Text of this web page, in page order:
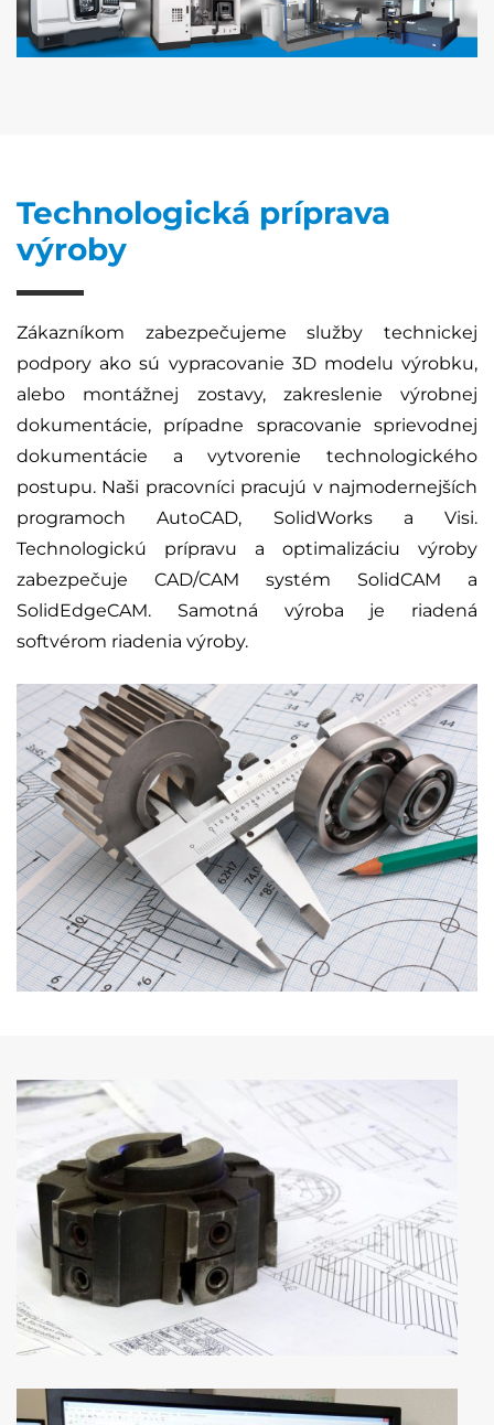
Technologická príprava
výroby
Zákazníkom zabezpečujeme služby technickej
podpory ako sú vypracovanie 3D modelu výrobku,
alebo montážnej zostavy, zakreslenie výrobnej
dokumentácie, prípadne spracovanie sprievodnej
dokumentácie a vytvorenie technologického
postupu. Naši pracovníci pracujú v najmodernejších
programoch AutoCAD, SolidWorks a Visi.
Technologickú prípravu a optimalizáciu výroby
zabezpečuje CAD/CAM systém SolidCAM a
SolidEdgeCAM. Samotná výroba je riadená
softvérom riadenia výroby.